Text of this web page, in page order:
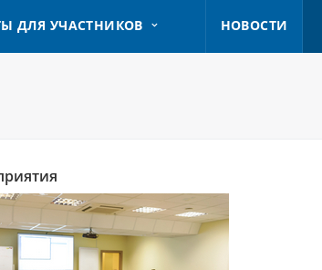
ДЛЯ УЧАСТНИКОВ НОВОСТИ